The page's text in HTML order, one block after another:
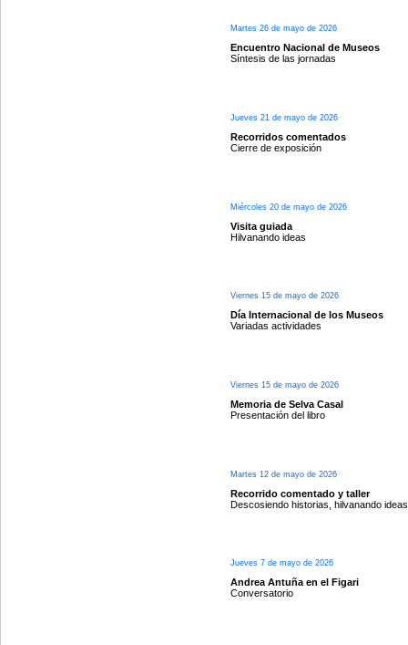
Martes 26 de mayo de 2026
Encuentro Nacional de Museos
Síntesis de las jornadas
Jueves 21 de mayo de 2026
Recorridos comentados
Cierre de exposición
Miércoles 20 de mayo de 2026
Visita guiada
Hilvanando ideas
Viernes 15 de mayo de 2026
Día Internacional de los Museos
Variadas actividades
Viernes 15 de mayo de 2026
Memoria de Selva Casal
Presentación del libro
Martes 12 de mayo de 2026
Recorrido comentado y taller
Descosiendo historias, hilvanando ideas
Jueves 7 de mayo de 2026
Andrea Antuña en el Figari
Conversatorio